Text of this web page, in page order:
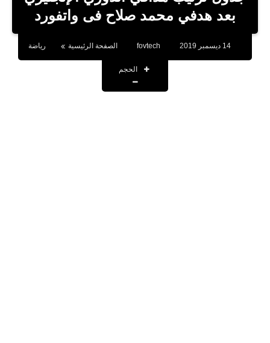
بعد هدفي محمد صلاح فى واتفورد
14 ديسمبر 2019 fovtech الصفحة الرئيسية رياضة
الحجم